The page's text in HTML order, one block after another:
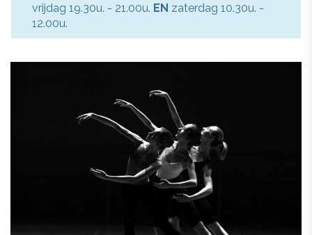
vrijdag 19.30u. - 21.00u. EN zaterdag 10.30u. -
12.00u.